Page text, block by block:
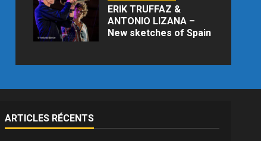
ERIK TRUFFAZ &
ANTONIO LIZANA –
New sketches of Spain
ARTICLES RÉCENTS